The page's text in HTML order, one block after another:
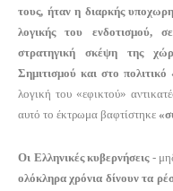
τους, ήταν η διαρκής
λογικής του ενδοτισμού,
στρατηγική σκέψη της
Σημιτισμού και στο
λογική του «εφικτού»
αυτό το έκτρωμα βαφτίστηκε
Οι Ελληνικές κυβερνήσεις-
ολόκληρα χρόνια δίνουν τα